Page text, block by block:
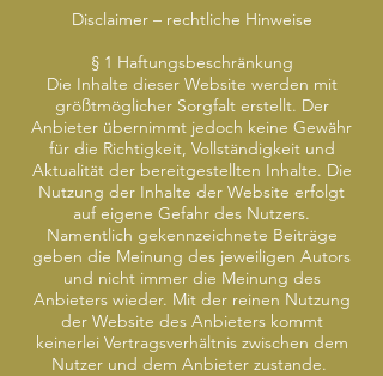
Disclaimer – rechtliche Hinweise
§ 1 Haftungsbeschränkung
Die Inhalte dieser Website werden mit
größtmöglicher Sorgfalt erstellt. Der
Anbieter übernimmt jedoch keine Gewähr
für die Richtigkeit, Vollständigkeit und
Aktualität der bereitgestellten Inhalte. Die
Nutzung der Inhalte der Website erfolgt
auf eigene Gefahr des Nutzers.
Namentlich gekennzeichnete Beiträge
geben die Meinung des jeweiligen Autors
und nicht immer die Meinung des
Anbieters wieder. Mit der reinen Nutzung
der Website des Anbieters kommt
keinerlei Vertragsverhältnis zwischen dem
Nutzer und dem Anbieter zustande.